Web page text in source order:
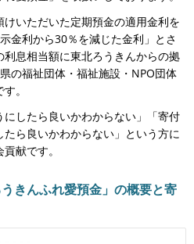
いただいた定期預金の適用金利を
金利から30％を減じた金利」とさ
息相当額に東北ろうきんからの拠
の福祉団体・福祉施設・NPO団体
。
にしたら良いかわからない」「寄付
ら良いかわからない」という方に
献です。
きんふれ愛預金」の概要と寄